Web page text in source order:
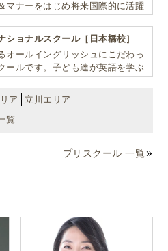
いく背中を見せていき
待をするのではなく、
い。
動し続けていく姿勢そのも
いう国の成り立ち、そして
ニークさから得た学び、は
こと、苦労したことなどを
マナーをはじめ将来国際的に活躍
デュ）」は幼児から小学生まで一
のカリキュラムが魅力です
ショナルスクール［日本橋校］
オールイングリッシュにこだわっ
ールです。子ども達が英語を学ぶ
ア
立川エリア
覧
プリスクール 一覧